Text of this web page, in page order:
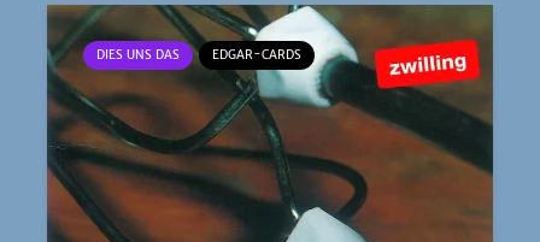
DIES UNS DAS EDGAR-CARDS